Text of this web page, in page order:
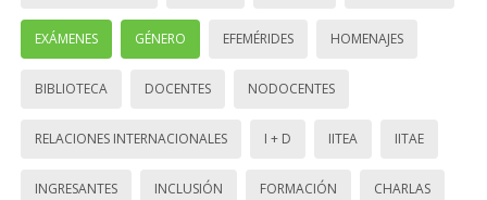
EXÁMENES GÉNERO EFEMÉRIDES HOMENAJES
BIBLIOTECA DOCENTES NODOCENTES
RELACIONES INTERNACIONALES I + D IITEA IITAE
INGRESANTES INCLUSIÓN FORMACIÓN CHARLAS